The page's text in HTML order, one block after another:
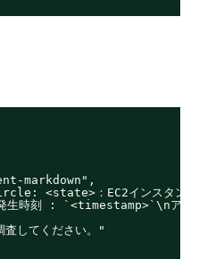
markdown",
：EC2インスタンス（
時刻 : `<timestamp>`\nアカ
査してください。"